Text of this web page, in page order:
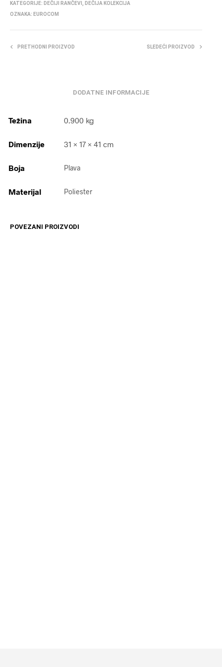
KATEGORIJE: DEČIJI RANČEVI
DEČIJA KOLEKCIJA
OZNAKA: EUROCOM
PRETHODNI PROIZVOD SLEDEĆI PROIZVOD
DODATNE INFORMACIJE
Težina 0.900 kg
Dimenzije 31 × 17 × 41 cm
Boja Plava
Materijal Poliester
POVEZANI PROIZVODI